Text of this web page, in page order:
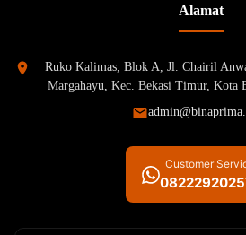
Alamat
Ruko Kalimas, Blok A, Jl. Chairil
Margahayu, Kec. Bekasi Timur, Kota
Customer